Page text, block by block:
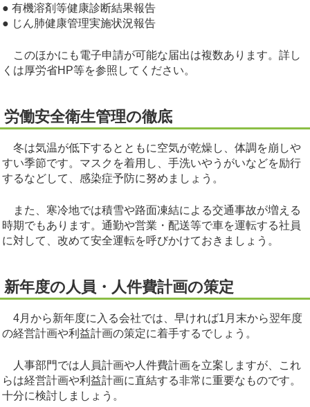
● 有機溶剤等健康診断結果報告
● じん肺健康管理実施状況報告
このほかにも電子申請が可能な届出は複数あります。詳し
くは厚労省HP等を参照してください。
労働安全衛生管理の徹底
冬は気温が低下するとともに空気が乾燥し、体調を崩しや
すい季節です。マスクを着用し、手洗いやうがいなどを励行
するなどして、感染症予防に努めましょう。
また、寒冷地では積雪や路面凍結による交通事故が増える
時期でもあります。通勤や営業・配送等で車を運転する社員
に対して、改めて安全運転を呼びかけておきましょう。
新年度の人員・人件費計画の策定
4月から新年度に入る会社では、早ければ1月末から翌年度
の経営計画や利益計画の策定に着手するでしょう。
人事部門では人員計画や人件費計画を立案しますが、これ
らは経営計画や利益計画に直結する非常に重要なものです。
十分に検討しましょう。